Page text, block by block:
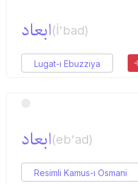
ابعاد(İ'bad)
Lugat-ı Ebuzziya
ابعاد(eb'ad)
Resimli Kamus-ı Osmani